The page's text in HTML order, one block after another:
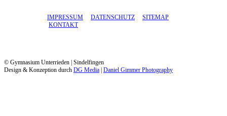
IMPRESSUM DATENSCHUTZ
SITEMAP
KONTAKT
© Gymnasium Unterrieden | Sindelfingen
Design & Konzeption durch DG Media Daniel Gimmer Photography